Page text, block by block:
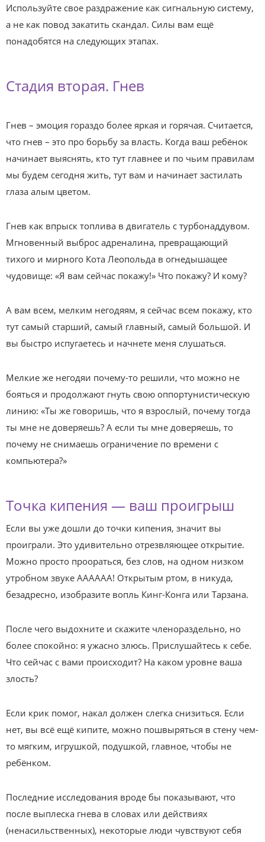
Используйте свое раздражение как сигнальную систему,
а не как повод закатить скандал. Силы вам ещё
понадобятся на следующих этапах.
Стадия вторая. Гнев
Гнев – эмоция гораздо более яркая и горячая. Считается,
что гнев – это про борьбу за власть. Когда ваш ребёнок
начинает выяснять, кто тут главнее и по чьим правилам
мы будем сегодня жить, тут вам и начинает застилать
глаза алым цветом.
Гнев как впрыск топлива в двигатель с турбонаддувом.
Мгновенный выброс адреналина, превращающий
тихого и мирного Кота Леопольда в огнедышащее
чудовище: «Я вам сейчас покажу!» Что покажу? И кому?
А вам всем, мелким негодяям, я сейчас всем покажу, кто
тут самый старший, самый главный, самый большой. И
вы быстро испугаетесь и начнете меня слушаться.
Мелкие же негодяи почему-то решили, что можно не
бояться и продолжают гнуть свою оппортунистическую
линию: «Ты же говоришь, что я взрослый, почему тогда
ты мне не доверяешь? А если ты мне доверяешь, то
почему не снимаешь ограничение по времени с
компьютера?»
Точка кипения — ваш проигрыш
Если вы уже дошли до точки кипения, значит вы
проиграли. Это удивительно отрезвляющее открытие.
Можно просто проораться, без слов, на одном низком
утробном звуке АААААА! Открытым ртом, в никуда,
безадресно, изобразите вопль Кинг-Конга или Тарзана.
После чего выдохните и скажите членораздельно, но
более спокойно: я ужасно злюсь. Прислушайтесь к себе.
Что сейчас с вами происходит? На каком уровне ваша
злость?
Если крик помог, накал должен слегка снизиться. Если
нет, вы всё ещё кипите, можно пошвыряться в стену чем-
то мягким, игрушкой, подушкой, главное, чтобы не
ребёнком.
Последние исследования вроде бы показывают, что
после выплеска гнева в словах или действиях
(ненасильственных), некоторые люди чувствуют себя